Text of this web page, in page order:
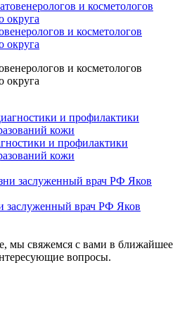
и косметологов
округа
и косметологов
округа
и профилактики
кожи
заслуженный врач РФ Яков
мы свяжемся с вами в ближайшее
вопросы.